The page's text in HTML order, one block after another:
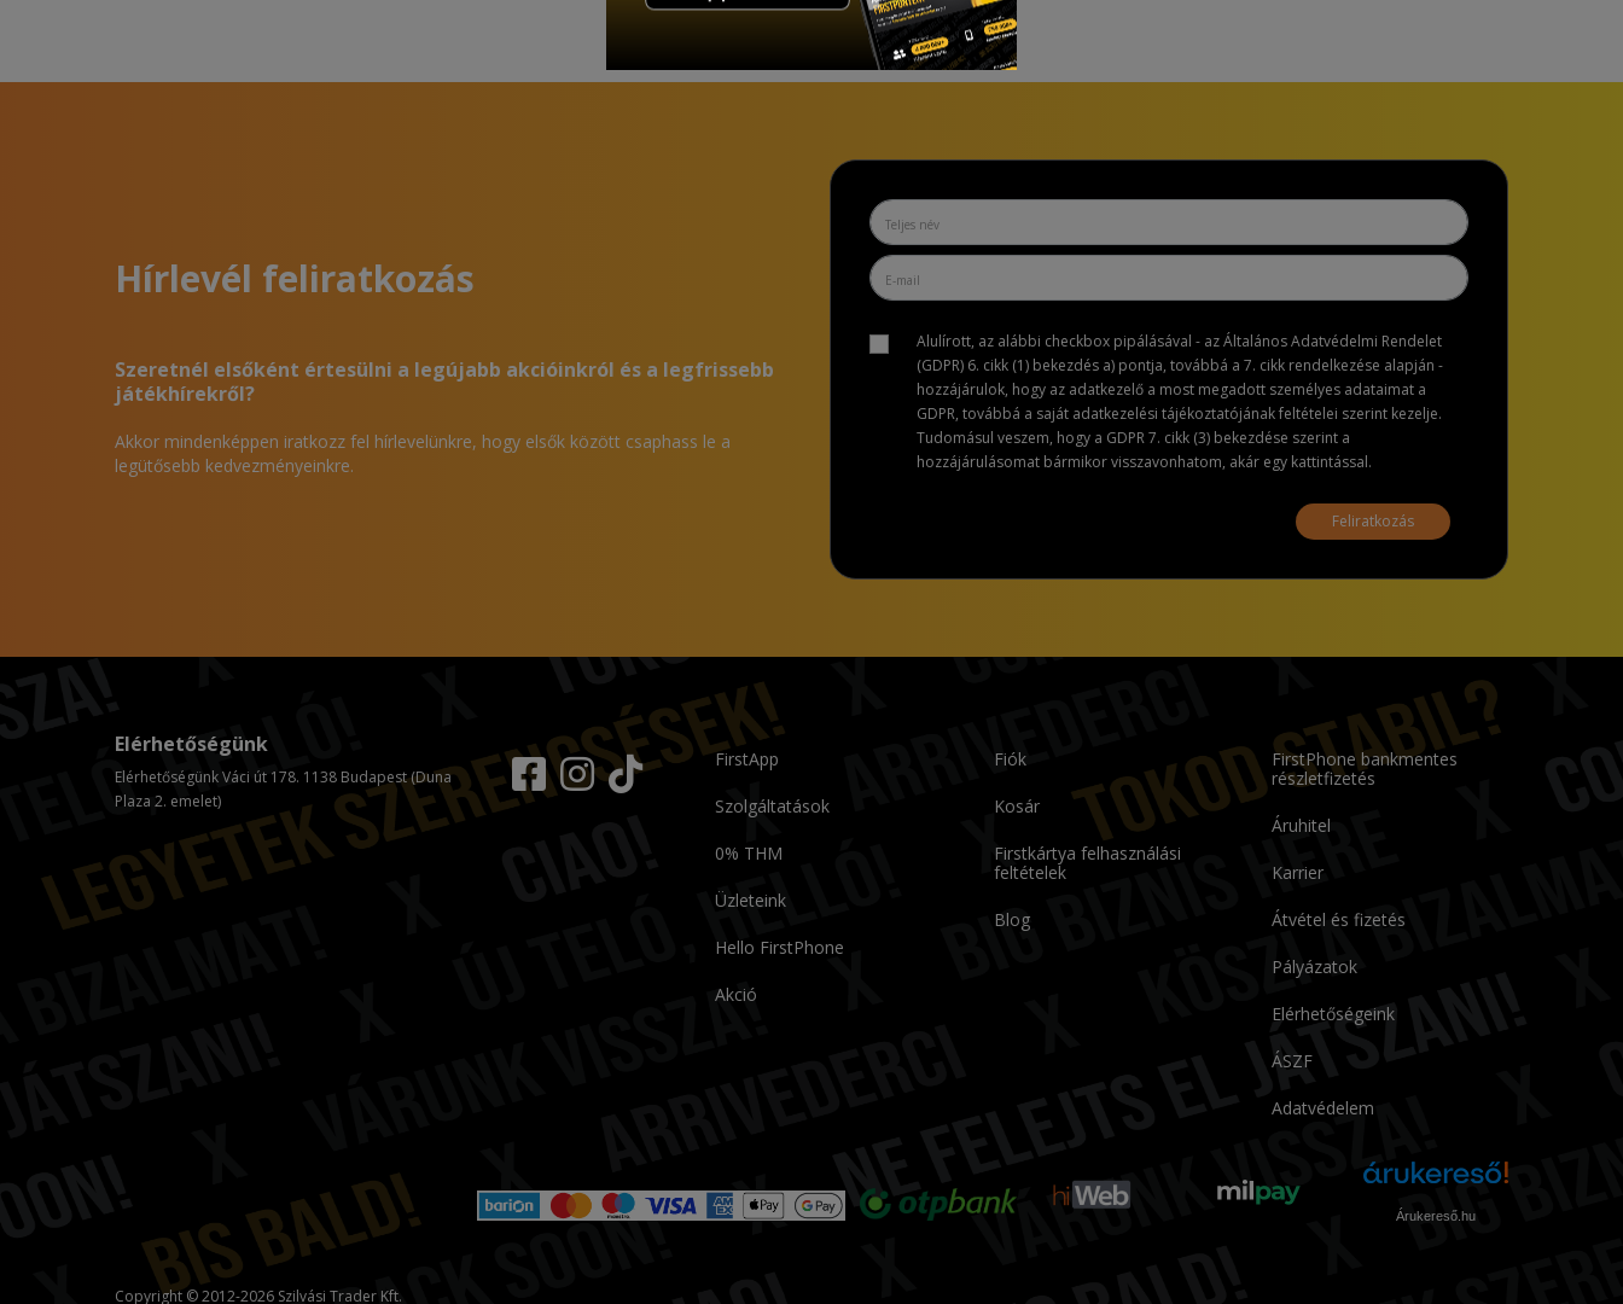
Hírlevél feliratkozás
Szeretnél elsőként értesülni a legújabb akcióinkról és a legfrissebb
játékhírekről?
Akkor mindenképpen iratkozz fel hírlevelünkre, hogy elsők között csaphass le a
legütősebb kedvezményeinkre.
Alulírott, az alábbi checkbox pipálásával - az Általános Adatvédelmi Rendelet
(GDPR) 6. cikk (1) bekezdés a) pontja, továbbá a 7. cikk rendelkezése alapján -
hozzájárulok, hogy az adatkezelő a most megadott személyes adataimat a
GDPR, továbbá a saját adatkezelési tájékoztatójának feltételei szerint kezelje.
Tudomásul veszem, hogy a GDPR 7. cikk (3) bekezdése szerint a
hozzájárulásomat bármikor visszavonhatom, akár egy kattintással.
Feliratkozás
FirstApp
Szolgáltatások
0% THM
Üzleteink
Hello FirstPhone
Akció
Fiók
Kosár
Firstkártya felhasználási
feltételek
Blog
FirstPhone bankmentes
részletfizetés
Áruhitel
Karrier
Átvétel és fizetés
Pályázatok
Elérhetőségeink
ÁSZF
Adatvédelem
Elérhetőségünk
Elérhetőségünk Váci út 178. 1138 Budapest (Duna
Plaza 2. emelet)
Árukereső.hu
Copyright © 2012-2026 Szilvási Trader Kft.